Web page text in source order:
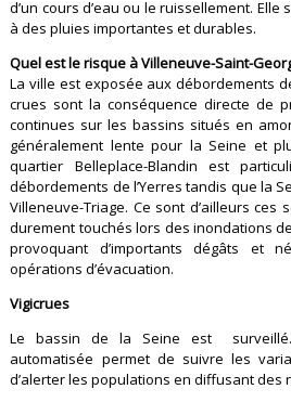
d’un cours d’eau ou le ruissellement.
à des pluies importantes et durables.
Quel est le risque à Villeneuve-Saint-
La ville est exposée aux débordements
crues sont la conséquence directe de
continues sur les bassins situés en
généralement lente pour la Seine et
quartier Belleplace-Blandin est
débordements de l’Yerres tandis que la
Villeneuve-Triage. Ce sont d’ailleurs
durement touchés lors des inondations
provoquant d’importants dégâts et
opérations d’évacuation.
Vigicrues
Le bassin de la Seine est
automatisée permet de suivre les
d’alerter les populations en diffusant des